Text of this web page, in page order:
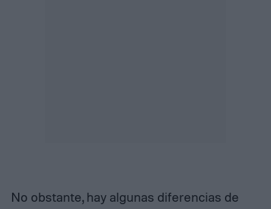
No obstante, hay algunas diferencias de